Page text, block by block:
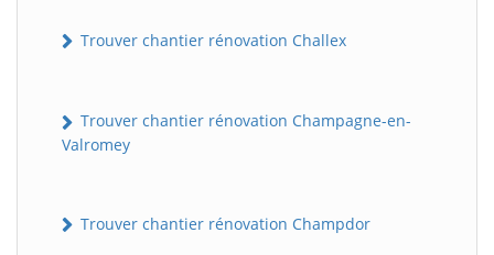
Trouver chantier rénovation Challex
Trouver chantier rénovation Champagne-en-
Valromey
Trouver chantier rénovation Champdor